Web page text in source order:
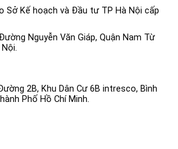
Sở Kế hoạch và Đầu tư TP Hà Nội cấp
Nguyễn Văn Giáp, Quận Nam Từ
2B, Khu Dân Cư 6B intresco, Bình
Phố Hồ Chí Minh.